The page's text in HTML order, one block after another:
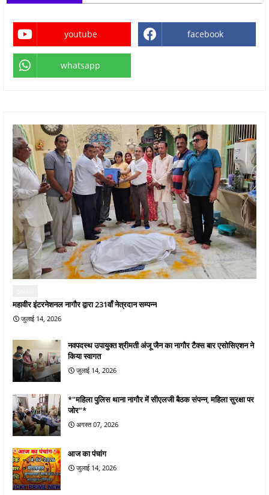
youtube facebook
whatsapp
महावीर इंटरनेशनल नागौर द्वारा 231वाँ नेत्रदान सम्पन्न
जुलाई 14, 2026
नवपदस्थ उपायुक्त श्रीमती अंजू जैन का नागौर टैक्स बार एसोसिएशन ने
किया स्वागत
जुलाई 14, 2026
*"महिला पुलिस थाना नागौर में सीएलजी बैठक संपन्न, महिला सुरक्षा पर
जोर"*
अगस्त 07, 2026
आज का पंचांग
जुलाई 14, 2026